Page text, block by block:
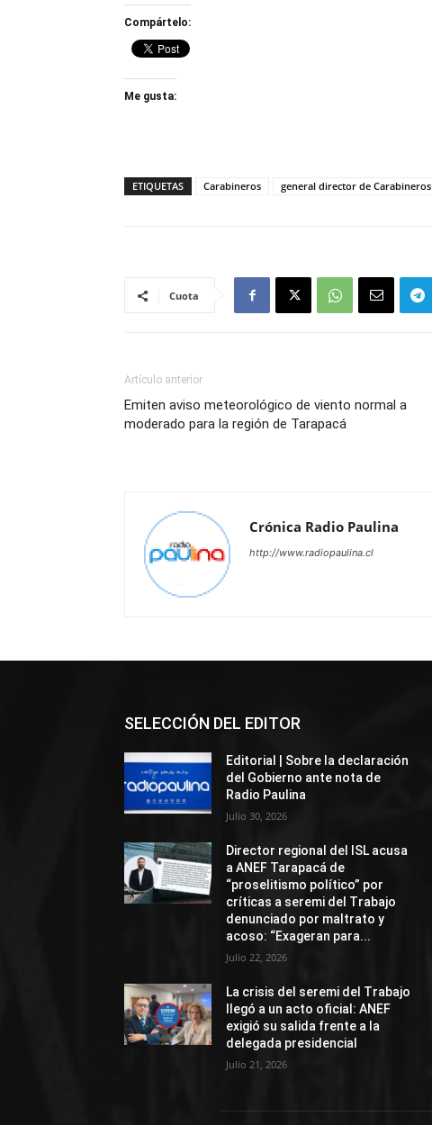
Compártelo:
Me gusta:
ETIQUETAS Carabineros general director de Carabineros
Cuota
Artículo anterior
Emiten aviso meteorológico de viento normal a
moderado para la región de Tarapacá
Crónica Radio Paulina
http://www.radiopaulina.cl
SELECCIÓN DEL EDITOR
Editorial | Sobre la declaración
del Gobierno ante nota de
Radio Paulina
Julio 30, 2026
Director regional del ISL acusa
a ANEF Tarapacá de
“proselitismo político” por
críticas a seremi del Trabajo
denunciado por maltrato y
acoso: “Exageran para...
Julio 22, 2026
La crisis del seremi del Trabajo
llegó a un acto oficial: ANEF
exigió su salida frente a la
delegada presidencial
Julio 21, 2026